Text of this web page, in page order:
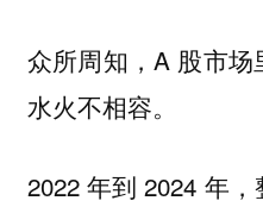
众所周知，A 股市
水火不相容。
2022 年到 2024 年